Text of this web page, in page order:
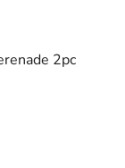
2pc